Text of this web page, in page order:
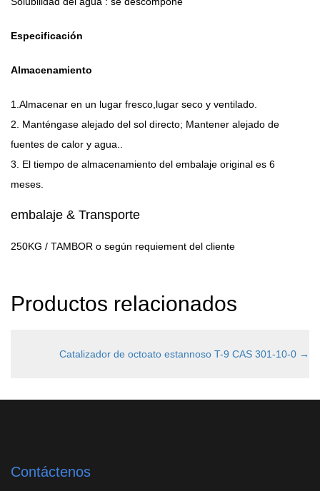
Especificación
Almacenamiento
1.Almacenar en un lugar fresco,lugar seco y ventilado.
2. Manténgase alejado del sol directo; Mantener alejado de
fuentes de calor y agua..
3. El tiempo de almacenamiento del embalaje original es 6
meses.
embalaje & Transporte
250KG / TAMBOR o según requiement del cliente
Productos relacionados
Catalizador de octoato estannoso T-9 CAS 301-10-0 →
Contáctenos